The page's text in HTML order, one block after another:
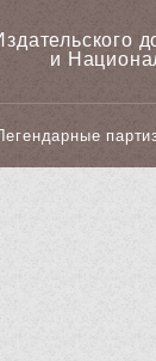
и